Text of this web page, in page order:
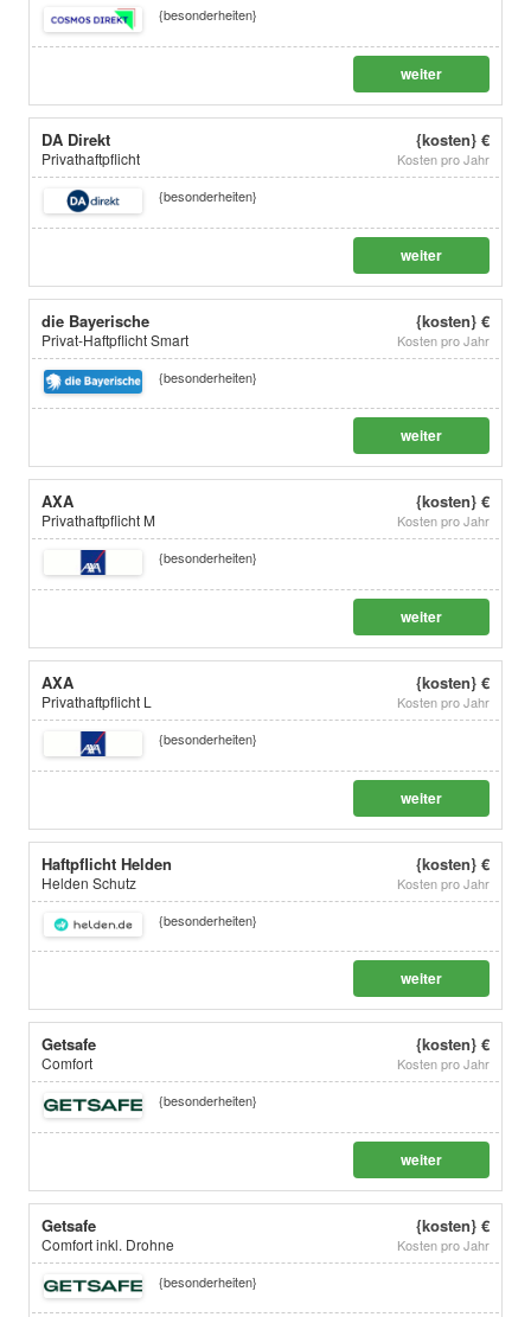
{besonderheiten}
weiter
DA Direkt
Privathaftpflicht
{kosten} €
Kosten pro Jahr
{besonderheiten}
weiter
die Bayerische
Privat-Haftpflicht Smart
{kosten} €
Kosten pro Jahr
{besonderheiten}
weiter
AXA
Privathaftpflicht M
{kosten} €
Kosten pro Jahr
{besonderheiten}
weiter
AXA
Privathaftpflicht L
{kosten} €
Kosten pro Jahr
{besonderheiten}
weiter
Haftpflicht Helden
Helden Schutz
{kosten} €
Kosten pro Jahr
{besonderheiten}
weiter
Getsafe
Comfort
{kosten} €
Kosten pro Jahr
{besonderheiten}
weiter
Getsafe
Comfort inkl. Drohne
{kosten} €
Kosten pro Jahr
{besonderheiten}